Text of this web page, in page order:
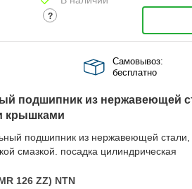
?
Самовывоз:
бесплатно
подшипник из нержавеющей
крышками
подшипник из нержавеющей стали,
смазкой. посадка цилиндрическая
126 ZZ) NTN